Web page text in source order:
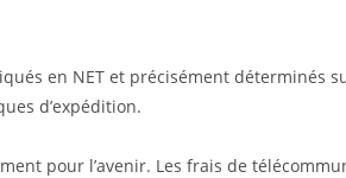
en NET et précisément déterminés
d’expédition.
pour l’avenir. Les frais de